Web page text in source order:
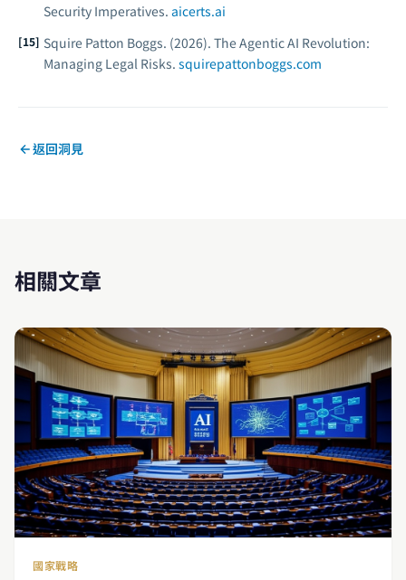
Security Imperatives. aicerts.ai
Squire Patton Boggs. (2026). The Agentic AI Revolution:
Managing Legal Risks. squirepattonboggs.com
返回洞見
相關文章
國家戰略